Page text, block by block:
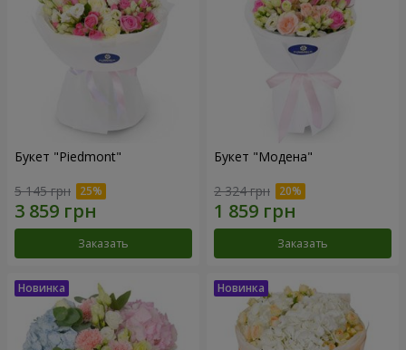
Букет "Piedmont"
5 145 грн
Заказать
Букет "Модена"
2 324 грн
Заказать